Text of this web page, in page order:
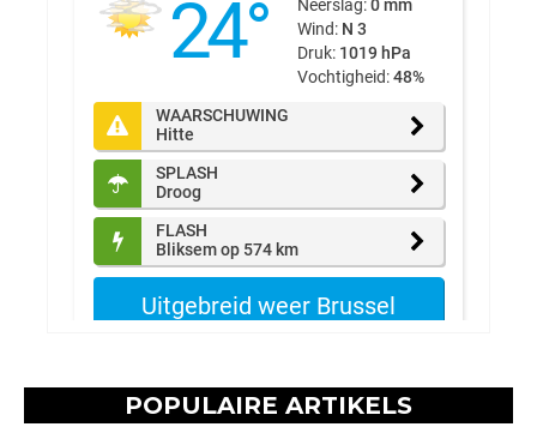
POPULAIRE ARTIKELS